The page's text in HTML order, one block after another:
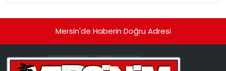
Mersin'de Haberin Doğru Adresi